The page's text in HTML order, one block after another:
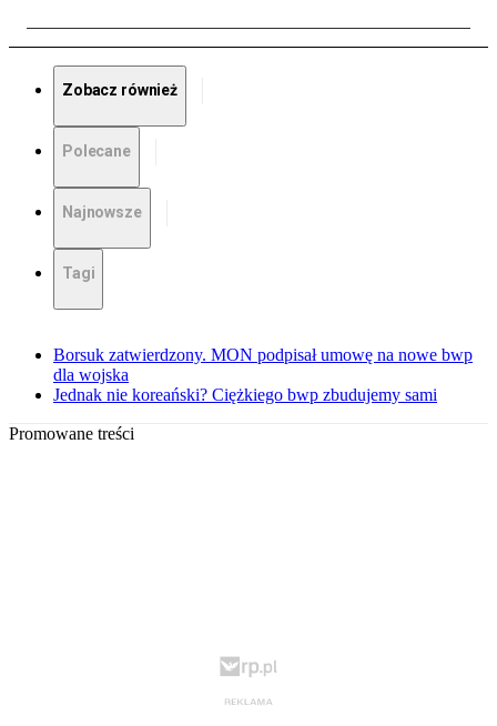
Zobacz również
Polecane
Najnowsze
Tagi
Borsuk zatwierdzony. MON podpisał umowę na nowe bwp
dla wojska
Jednak nie koreański? Ciężkiego bwp zbudujemy sami
Promowane treści